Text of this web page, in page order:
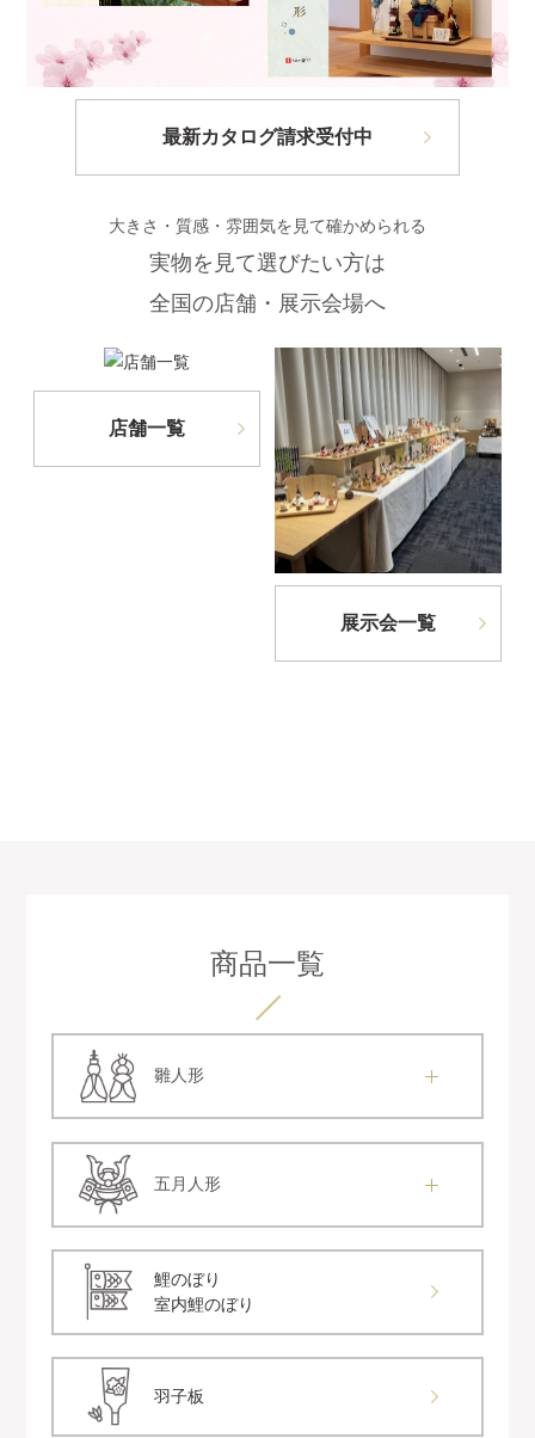
最新カタログ請求受付中
大きさ・質感・雰囲気を見て確かめられる
実物を見て選びたい方は
全国の店舗・展示会場へ
店舗一覧
展示会一覧
商品一覧
雛人形
五月人形
鯉のぼり
室内鯉のぼり
羽子板